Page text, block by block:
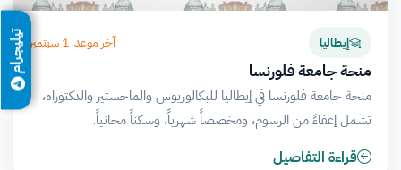
إيطاليا آخر موعد: 1 سبتمبر
منحة جامعة فلورنسا
منحة جامعة فلورنسا في إيطاليا للبكالوريوس والماجستير والدكتوراه،
تشمل إعفاءً من الرسوم، ومخصصاً شهرياً، وسكناً مجانياً.
قراءة التفاصيل
تيليجرام